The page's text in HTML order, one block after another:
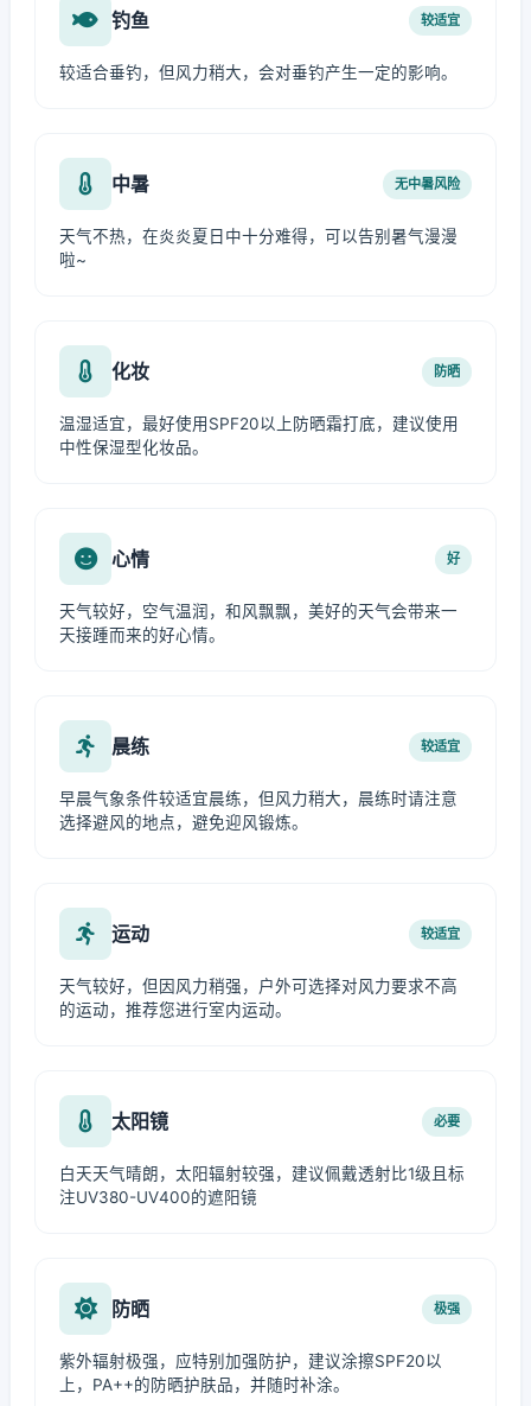
钓鱼 较适宜
较适合垂钓，但风力稍大，会对垂钓产生一定的影响。
中暑 无中暑风险
天气不热，在炎炎夏日中十分难得，可以告别暑气漫漫
啦~
化妆 防晒
温湿适宜，最好使用SPF20以上防晒霜打底，建议使用
中性保湿型化妆品。
心情 好
天气较好，空气温润，和风飘飘，美好的天气会带来一
天接踵而来的好心情。
晨练 较适宜
早晨气象条件较适宜晨练，但风力稍大，晨练时请注意
选择避风的地点，避免迎风锻炼。
运动 较适宜
天气较好，但因风力稍强，户外可选择对风力要求不高
的运动，推荐您进行室内运动。
太阳镜 必要
白天天气晴朗，太阳辐射较强，建议佩戴透射比1级且标
注UV380-UV400的遮阳镜
防晒 极强
紫外辐射极强，应特别加强防护，建议涂擦SPF20以
上，PA++的防晒护肤品，并随时补涂。